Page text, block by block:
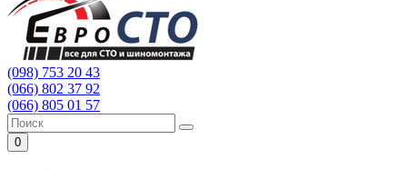
(098) 753 20 43
(066) 802 37 92
(066) 805 01 57
0